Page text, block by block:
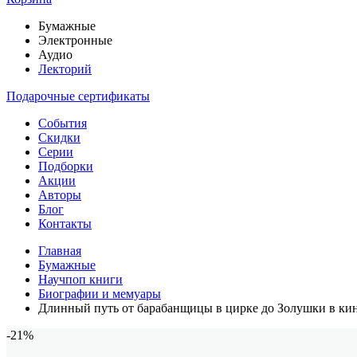
Бумажные
Электронные
Аудио
Лекторий
Подарочные сертификаты
События
Скидки
Серии
Подборки
Акции
Авторы
Блог
Контакты
Главная
Бумажные
Научпоп книги
Биографии и мемуары
Длинный путь от барабанщицы в цирке до Золушки в
-21%